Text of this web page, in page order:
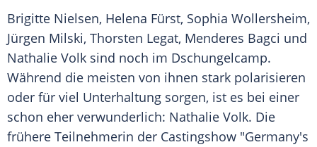
Brigitte Nielsen, Helena Fürst, Sophia Wollersheim,
Jürgen Milski, Thorsten Legat, Menderes Bagci und
Nathalie Volk sind noch im Dschungelcamp.
Während die meisten von ihnen stark polarisieren
oder für viel Unterhaltung sorgen, ist es bei einer
schon eher verwunderlich: Nathalie Volk. Die
frühere Teilnehmerin der Castingshow "Germany's